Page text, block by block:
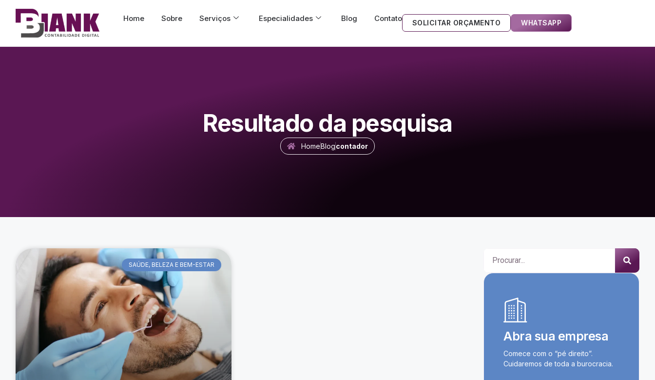
Home Sobre Serviços Especialidades Blog Contato SOLICITAR ORÇAMENTO WHATSAPP
Resultado da pesquisa
HomeBlogcontador
SAÚDE, BELEZA E BEM-ESTAR
Abra sua empresa
Comece com o “pé direito”.
Cuidaremos de toda a burocracia.